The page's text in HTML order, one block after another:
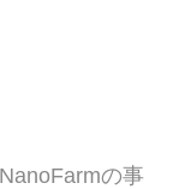
の事